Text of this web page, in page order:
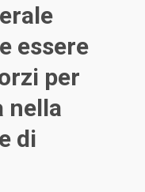
essere
per
nella
di